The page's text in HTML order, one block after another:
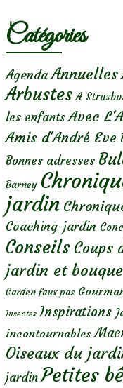
Catégories
Agenda Annuelles
Arbustes A
les enfants Avec
Amis d'André Eve
Bonnes adresses
Barney
jardin
Coaching-jardin
Conseils Coups
jardin et
Garden faux pas
Insectes Inspirations
incontournables
Oiseaux du
jardin Petites